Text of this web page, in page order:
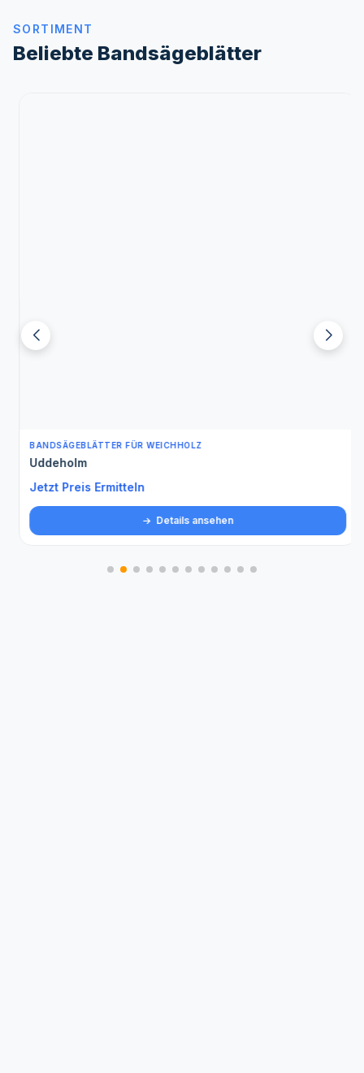
SORTIMENT
Beliebte Bandsägeblätter
BANDSÄGEBLÄTTER FÜR WEICHHOLZ
Uddeholm
Jetzt Preis Ermitteln
Details ansehen